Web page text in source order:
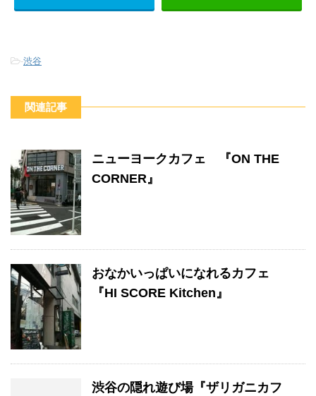
-渋谷
関連記事
ニューヨークカフェ 『ON THE
CORNER』
おなかいっぱいになれるカフェ
『HI SCORE Kitchen』
渋谷の隠れ遊び場『ザリガニカフ